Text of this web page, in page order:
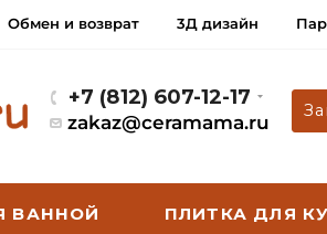
Обмен и возврат 3Д дизайн
+7 (812) 607-12-17
zakaz@ceramama.ru
ВАННОЙ ПЛИТКА ДЛЯ